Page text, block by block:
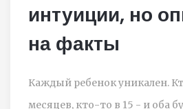
интуиции, но
на факты
Каждый ребенок уникален.
месяцев, кто-то в 15 - и оба